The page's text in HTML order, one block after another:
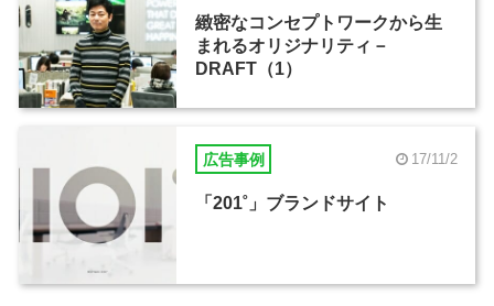
緻密なコンセプトワークから生
まれるオリジナリティ－
DRAFT（1）
広告事例 17/11/2
「201˚」ブランドサイト